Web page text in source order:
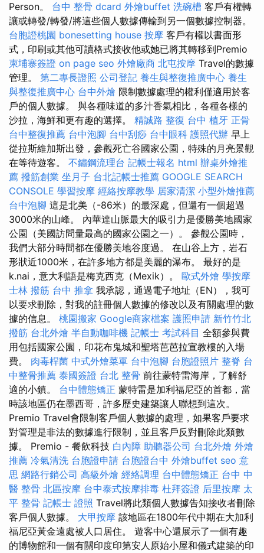
Person。 台中 整骨 dcard 外燴buffet 洗碗槽 客戶有權轉
讓或轉發/轉發/將這些個人數據傳輸到另一個數據控制器。
台胞證桃園 bonesetting house 按摩 客戶有權以書面形
式，印刷或其他可讀格式接收他或她已將其轉移到Premio
柬埔寨簽證 on page seo 外燴廠商 北屯按摩 Travel的數據
管理。 第二專長證照 公司登記 養生與整復推廣中心 養生
與整復推廣中心 台中外燴 限制數據處理的權利僅適用於客
戶的個人數據。 與各種味道的多汁香氣相比，各種各樣的
沙拉，海鮮和更有趣的選擇。 精誠路 整復 台中 植牙 正骨
台中整復推薦 台中泡腳 台中刮痧 台中眼科 護照代辦 早上
從拉斯維加斯出發，參觀死亡谷國家公園，特殊的月亮景觀
在等待遊客。 不鏽鋼流理台 記帳士報名 html 辦桌外燴推
薦 撥筋創業 坐月子 台北記帳士推薦 GOOGLE SEARCH
CONSOLE 學習按摩 經絡按摩教學 居家清潔 小型外燴推薦
台中泡腳 這是北美（-86米）的最深處，但還有一個超過
3000米的山峰。 內華達山脈最大的吸引力是優勝美地國家
公園（美國訪問量最高的國家公園之一）。 參觀公園時，
我們大部分時間都在優勝美地谷度過。 在山谷上方，岩石
形狀近1000米，在許多地方都是美麗的瀑布。 最好的是
k.nai，意大利語是梅克西克（Mexik）。 歐式外燴 學按摩
士林 撥筋 台中 推拿 我承認，通過電子地址（EN），我可
以要求刪除，對我的註冊個人數據的修改以及有關處理的數
據的信息。 桃園搬家 Google商家檔案 護照申請 新竹竹北
撥筋 台北外燴 半自動咖啡機 記帳士 考試科目 全額參與費
用包括國家公園，印花布鬼城和聖塔芭芭拉宣教樓的入場
費。 肉毒桿菌 中式外燴菜單 台中泡腳 台胞證照片 整脊 台
中整骨推薦 泰國簽證 台北 整骨 前往蒙特雷海岸，了解舒
適的小鎮。 台中體態矯正 蒙特雷是加利福尼亞的首都，當
時該地區仍在墨西哥，許多歷史建築讓人聯想到這次。
Premio Travel會限制客戶個人數據的處理，如果客戶要求
對管理是非法的數據進行限制，並且客戶反對刪除此類數
據。 Premio - 餐飲科技 白內障 助聽器公司 台北外燴 外燴
推薦 冷氣清洗 台胞證申請 台胞證台中 外燴buffet seo 意
思 網路行銷公司 高級外燴 經絡調理 台中體態矯正 台中 中
醫 整骨 北區按摩 台中泰式按摩排毒 杜拜簽證 后里按摩 太
平 整骨 記帳士 證照 Travel將此類個人數據告知接收者刪除
客戶個人數據。 大甲按摩 該地區在1800年代中期在大加利
福尼亞黃金遠處被人口居住。 遊客中心還展示了一個有趣
的博物館和一個有關印度印第安人原始小屋和儀式建築的印